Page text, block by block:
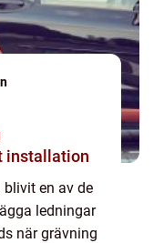
installation
en av de
ledningar
när grävning